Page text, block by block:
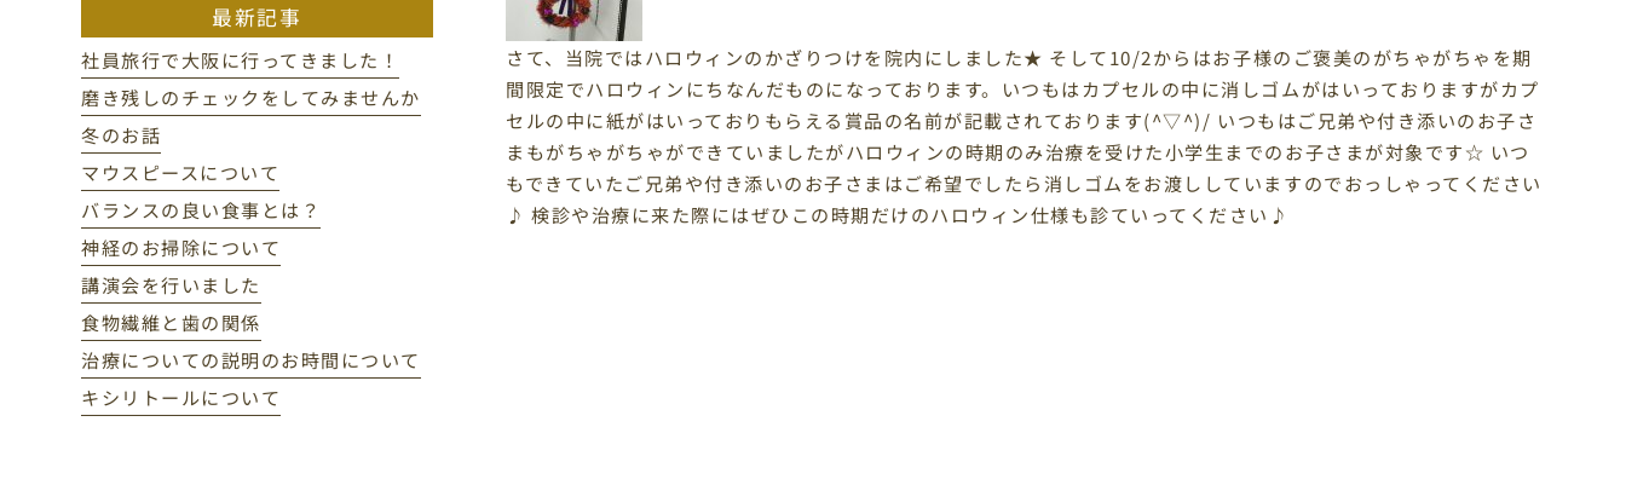
さて、当院ではハロウィンのかざりつけを院内にしました★ そして10/2からはお子様のご褒美のがちゃがちゃを期
間限定でハロウィンにちなんだものになっております。いつもはカプセルの中に消しゴムがはいっておりますがカプ
セルの中に紙がはいっておりもらえる賞品の名前が記載されております(^▽^)/ いつもはご兄弟や付き添いのお子さ
まもがちゃがちゃができていましたがハロウィンの時期のみ治療を受けた小学生までのお子さまが対象です☆ いつ
もできていたご兄弟や付き添いのお子さまはご希望でしたら消しゴムをお渡ししていますのでおっしゃってください
♪ 検診や治療に来た際にはぜひこの時期だけのハロウィン仕様も診ていってください♪
最新記事
社員旅行で大阪に行ってきました！
磨き残しのチェックをしてみませんか
冬のお話
マウスピースについて
バランスの良い食事とは？
神経のお掃除について
講演会を行いました
食物繊維と歯の関係
治療についての説明のお時間について
キシリトールについて